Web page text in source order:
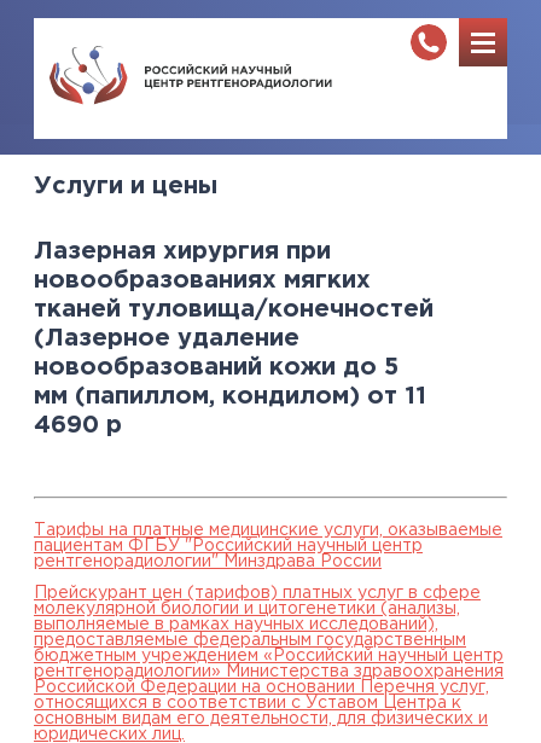
Услуги и цены
Лазерная хирургия при
новообразованиях мягких
тканей туловища/конечностей
(Лазерное удаление
новообразований кожи до 5
мм (папиллом, кондилом) от 11
4690 р
Тарифы на платные медицинские услуги, оказываемые
пациентам ФГБУ "Российский научный центр
рентгенорадиологии" Минздрава России
Прейскурант цен (тарифов) платных услуг в сфере
молекулярной биологии и цитогенетики (анализы,
выполняемые в рамках научных исследований),
предоставляемые федеральным государственным
бюджетным учреждением «Российский научный центр
рентгенорадиологии» Министерства здравоохранения
Российской Федерации на основании Перечня услуг,
относящихся в соответствии с Уставом Центра к
основным видам его деятельности, для физических и
юридических лиц.